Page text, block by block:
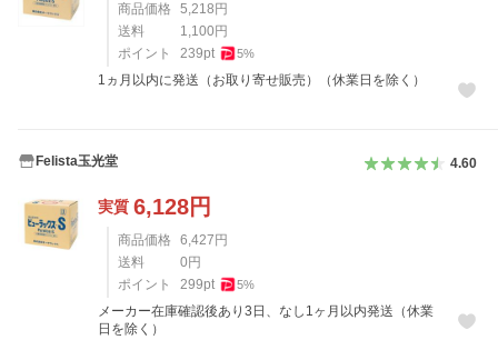
商品価格 5,218 円
送料
1,100 円
ポイント
239pt 5%
1ヵ月以内に発送（お取り寄せ販売）（休業日を除く）
Felista玉光堂 4.60
実質 6,128円
商品価格 6,427 円
送料
0 円
ポイント
299pt 5%
メーカー在庫確認後あり3日、なし1ヶ月以内発送（休業
日を除く）